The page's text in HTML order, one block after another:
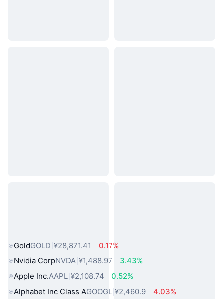
GoldGOLD ¥28,871.41
0.17%
Nvidia CorpNVDA ¥1,488.97
3.43%
Apple Inc.AAPL ¥2,108.74
0.52%
Alphabet Inc Class AGOOGL ¥2,460.9
4.03%